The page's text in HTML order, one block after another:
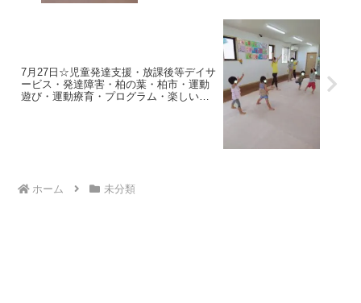
7月27日☆児童発達支援・放課後等デイサ
ービス・発達障害・柏の葉・柏市・運動
遊び・運動療育・プログラム・楽しい療
ホーム 未分類